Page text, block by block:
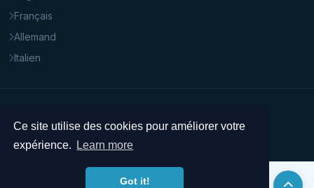
Ce site utilise des cookies pour améliorer votre
expérience.
Learn more
Got it!
Français
Allemand
Italien